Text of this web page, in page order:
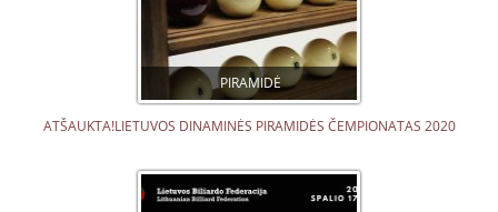
PIRAMIDĖ
ATŠAUKTA!LIETUVOS DINAMINĖS PIRAMIDĖS ČEMPIONATAS 2020